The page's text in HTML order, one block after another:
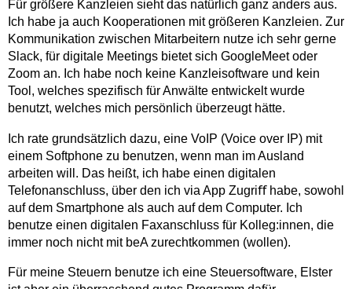
Für größere Kanzleien sieht das natürlich ganz anders aus.
Ich habe ja auch Kooperationen mit größeren Kanzleien. Zur
Kommunikation zwischen Mitarbeitern nutze ich sehr gerne
Slack, für digitale Meetings bietet sich GoogleMeet oder
Zoom an. Ich habe noch keine Kanzleisoftware und kein
Tool, welches spezifisch für Anwälte entwickelt wurde
benutzt, welches mich persönlich überzeugt hätte.
Ich rate grundsätzlich dazu, eine VoIP (Voice over IP) mit
einem Softphone zu benutzen, wenn man im Ausland
arbeiten will. Das heißt, ich habe einen digitalen
Telefonanschluss, über den ich via App Zugriﬀ habe, sowohl
auf dem Smartphone als auch auf dem Computer. Ich
benutze einen digitalen Faxanschluss für Kolleg:innen, die
immer noch nicht mit beA zurechtkommen (wollen).
Für meine Steuern benutze ich eine Steuersoftware, Elster